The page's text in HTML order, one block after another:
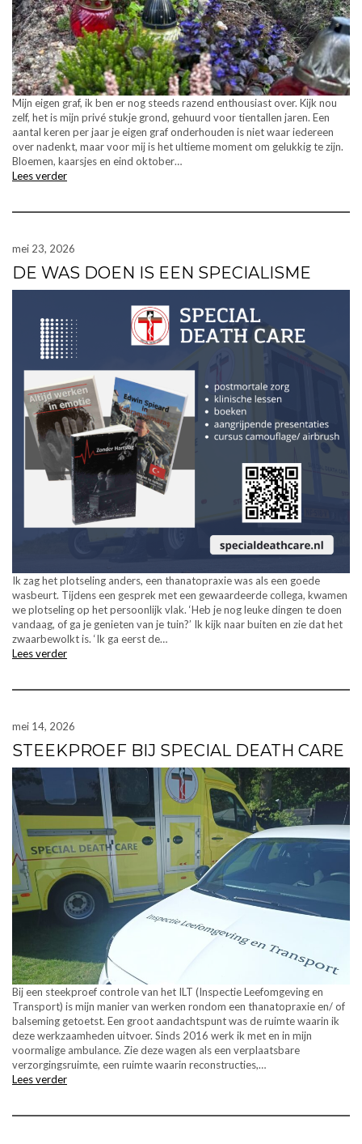
Mijn eigen graf, ik ben er nog steeds razend enthousiast over. Kijk nou
zelf, het is mijn privé stukje grond, gehuurd voor tientallen jaren. Een
aantal keren per jaar je eigen graf onderhouden is niet waar iedereen
over nadenkt, maar voor mij is het ultieme moment om gelukkig te zijn.
Bloemen, kaarsjes en eind oktober…
Lees verder
mei 23, 2026
DE WAS DOEN IS EEN SPECIALISME
Ik zag het plotseling anders, een thanatopraxie was als een goede
wasbeurt. Tijdens een gesprek met een gewaardeerde collega, kwamen
we plotseling op het persoonlijk vlak. ‘Heb je nog leuke dingen te doen
vandaag, of ga je genieten van je tuin?’ Ik kijk naar buiten en zie dat het
zwaarbewolkt is. ‘Ik ga eerst de…
Lees verder
mei 14, 2026
STEEKPROEF BIJ SPECIAL DEATH CARE
Bij een steekproef controle van het ILT (Inspectie Leefomgeving en
Transport) is mijn manier van werken rondom een thanatopraxie en/ of
balseming getoetst. Een groot aandachtspunt was de ruimte waarin ik
deze werkzaamheden uitvoer. Sinds 2016 werk ik met en in mijn
voormalige ambulance. Zie deze wagen als een verplaatsbare
verzorgingsruimte, een ruimte waarin reconstructies,…
Lees verder